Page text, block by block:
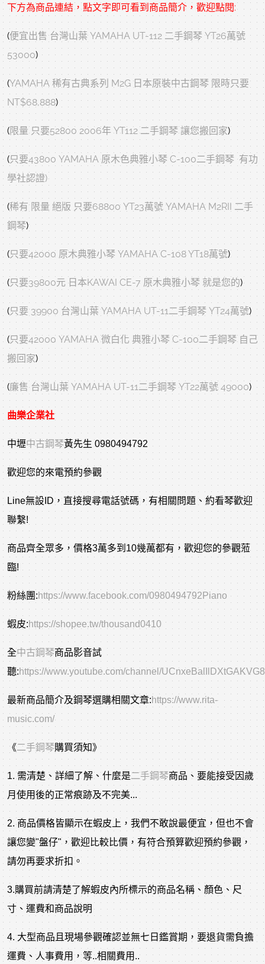
下方為商品連結，點文字即可看到商品簡介，歡迎點閱:
(便宜出售 台灣山葉 YAMAHA UT-112 二手鋼琴 YT26萬號
53000)
(YAMAHA 稀有古典系列 M2G 日本原裝中古鋼琴 限時只要
NT$68,888)
(限量 只要52800 2006年 YT112 二手鋼琴 讓您搬回家)
(只要43800 YAMAHA 原木色典雅小琴 C-100二手鋼琴 有功
學社認證)
(稀有 限量 絕版 只要68800 YT23萬號 YAMAHA M2RII 二手
鋼琴)
(只要42000 原木典雅小琴 YAMAHA C-108 YT18萬號)
(只要39800元 日本KAWAI CE-7 原木典雅小琴 就是您的)
(只要 39900 台灣山葉 YAMAHA UT-11二手鋼琴 YT24萬號)
(只要42000 YAMAHA 微白化 典雅小琴 C-100二手鋼琴 自己
搬回家)
(廉售 台灣山葉 YAMAHA UT-11二手鋼琴 YT22萬號 49000)
曲樂企業社
中壢中古鋼琴黃先生 0980494792
歡迎您的來電預約參觀
Line無設ID，直接搜尋電話號碼，有相關問題、約看琴歡迎
聯繫!
商品齊全眾多，價格3萬多到10幾萬都有，歡迎您的參觀蒞
臨!
粉絲團:https://www.facebook.com/0980494792Piano
蝦皮:https://shopee.tw/thousand0410
全中古鋼琴商品影音試
聽:https://www.youtube.com/channel/
最新商品簡介及鋼琴選購相關文章:https://www.rita-
music.com/
《二手鋼琴購買須知》
1. 需清楚、詳細了解、什麼是二手鋼琴商品、要能接受因歲
月使用後的正常痕跡及不完美...
2. 商品價格皆顯示在蝦皮上，我們不敢說最便宜，但也不會
讓您變"盤仔"，歡迎比較比價，有符合預算歡迎預約參觀，
請勿再要求折扣。
3.購買前請清楚了解蝦皮內所標示的商品名稱、顏色、尺
寸、運費和商品說明
4. 大型商品且現場參觀確認並無七日鑑賞期，要退貨需負擔
運費、人事費用，等..相關費用..